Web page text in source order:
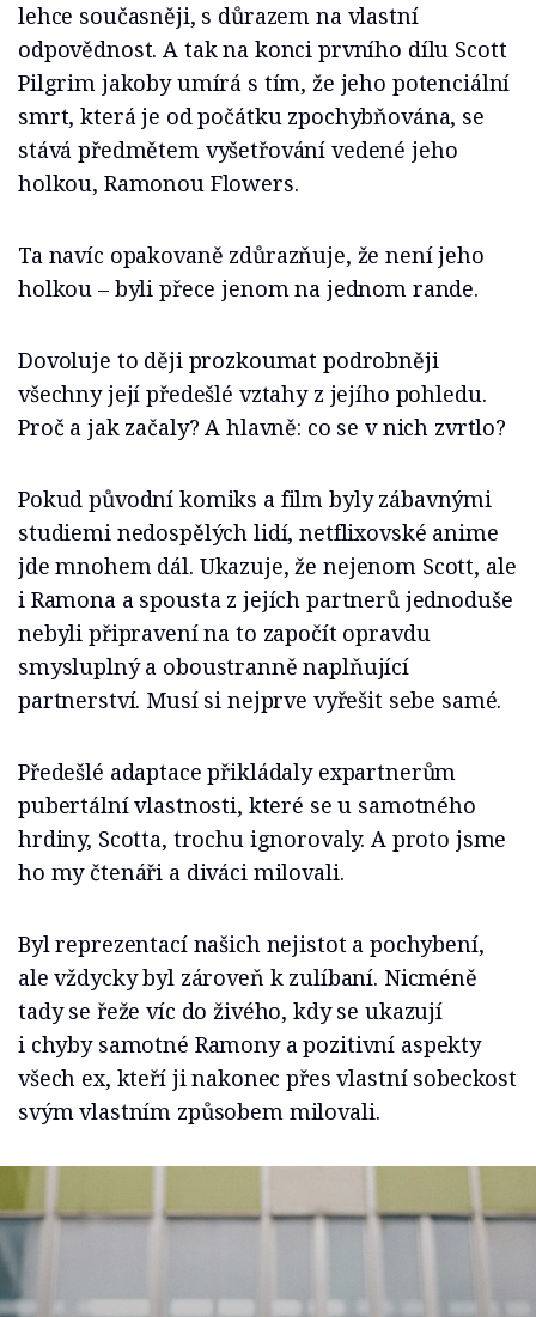
lehce současněji, s důrazem na vlastní
odpovědnost. A tak na konci prvního dílu Scott
Pilgrim jakoby umírá s tím, že jeho potenciální
smrt, která je od počátku zpochybňována, se
stává předmětem vyšetřování vedené jeho
holkou, Ramonou Flowers.
Ta navíc opakovaně zdůrazňuje, že není jeho
holkou – byli přece jenom na jednom rande.
Dovoluje to ději prozkoumat podrobněji
všechny její předešlé vztahy z jejího pohledu.
Proč a jak začaly? A hlavně: co se v nich zvrtlo?
Pokud původní komiks a film byly zábavnými
studiemi nedospělých lidí, netflixovské anime
jde mnohem dál. Ukazuje, že nejenom Scott, ale
i Ramona a spousta z jejích partnerů jednoduše
nebyli připravení na to započít opravdu
smysluplný a oboustranně naplňující
partnerství. Musí si nejprve vyřešit sebe samé.
Předešlé adaptace přikládaly expartnerům
pubertální vlastnosti, které se u samotného
hrdiny, Scotta, trochu ignorovaly. A proto jsme
ho my čtenáři a diváci milovali.
Byl reprezentací našich nejistot a pochybení,
ale vždycky byl zároveň k zulíbaní. Nicméně
tady se řeže víc do živého, kdy se ukazují
i chyby samotné Ramony a pozitivní aspekty
všech ex, kteří ji nakonec přes vlastní sobeckost
svým vlastním způsobem milovali.